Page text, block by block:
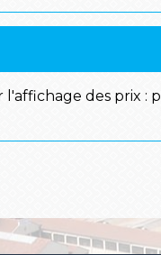
l'affichage des prix :